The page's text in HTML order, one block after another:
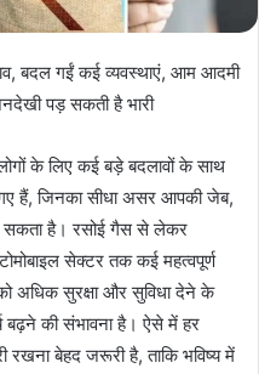
बदल गईं कई व्यवस्थाएं, आम आदमी
पड़ सकती है भारी
के लिए कई बड़े बदलावों के साथ
हैं, जिनका सीधा असर आपकी जेब,
सकता है। रसोई गैस से लेकर
सेक्टर तक कई महत्वपूर्ण
अधिक सुरक्षा और सुविधा देने के
बढ़ने की संभावना है। ऐसे में हर
रखना बेहद जरूरी है, ताकि भविष्य में